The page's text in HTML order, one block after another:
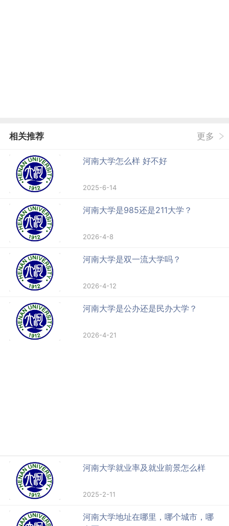
相关推荐 更多
河南大学怎么样 好不好
2025-6-14
河南大学是985还是211大学？
2026-4-8
河南大学是双一流大学吗？
2026-4-12
河南大学是公办还是民办大学？
2026-4-21
河南大学就业率及就业前景怎么样
2025-2-11
河南大学地址在哪里，哪个城市，哪